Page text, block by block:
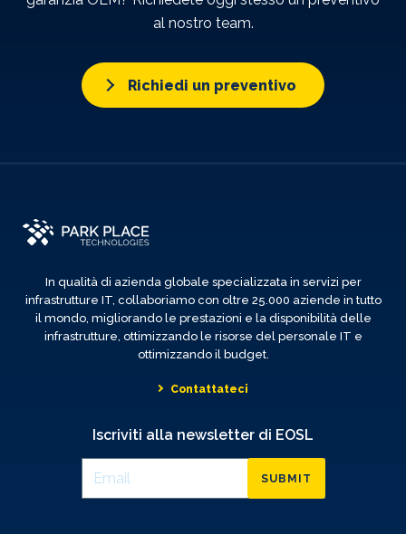
al nostro team.
Richiedi un preventivo
In qualità di azienda globale specializzata in servizi per
infrastrutture IT, collaboriamo con oltre 25.000 aziende in tutto
il mondo, migliorando le prestazioni e la disponibilità delle
infrastrutture, ottimizzando le risorse del personale IT e
ottimizzando il budget.
Contattateci
Iscriviti alla newsletter di EOSL
SUBMIT